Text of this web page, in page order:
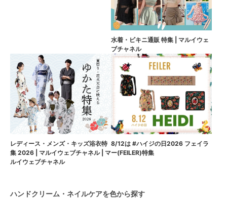
水着・ビキニ通販 特集 | マルイウェ
ブチャネル
レディース・メンズ・キッズ浴衣特
集 2026 | マルイウェブチャネル | マ
ルイウェブチャネル
8/12は #ハイジの日2026 フェイラ
ー(FEILER)特集
ハンドクリーム・ネイルケアを色から探す